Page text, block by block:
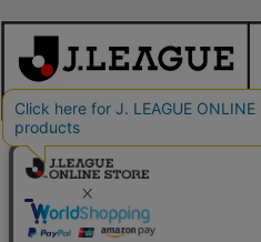
本サイトで使用している文章・画像等
© JAPAN PROFESSIONAL FOOTBALL